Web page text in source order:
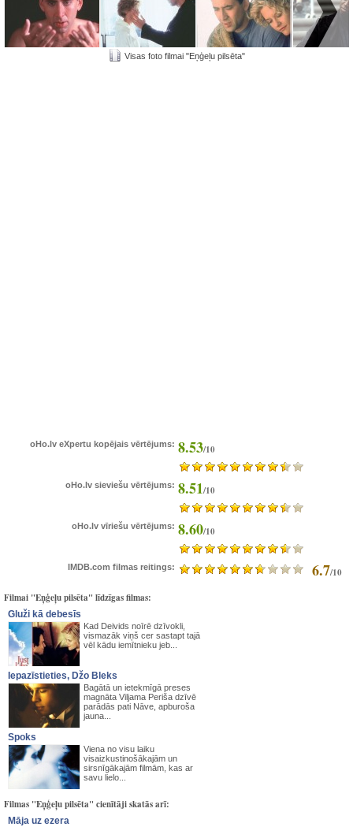
Visas foto filmai "Eņģeļu pilsēta"
oHo.lv eXpertu kopējais vērtējums: 8.53/10
oHo.lv sieviešu vērtējums: 8.51/10
oHo.lv vīriešu vērtējums: 8.60/10
IMDB.com filmas reitings: 6.7/10
Filmai "Eņģeļu pilsēta" līdzīgas filmas:
Gluži kā debesīs
Kad Deivids noīrē dzīvokli,
vismazāk viņš cer sastapt tajā
vēl kādu iemītnieku jeb...
Iepazīstieties, Džo Bleks
Bagātā un ietekmīgā preses
magnāta Viljama Periša dzīvē
parādās pati Nāve, apburoša
jauna...
Spoks
Viena no visu laiku
visaizkustinošākajām un
sirsnīgākajām filmām, kas ar
savu lielo...
Filmas "Eņģeļu pilsēta" cienītāji skatās arī:
Māja uz ezera